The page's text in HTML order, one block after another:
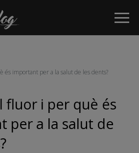
és important per a la salut de les dents?
fluor i per què és
per a la salut de